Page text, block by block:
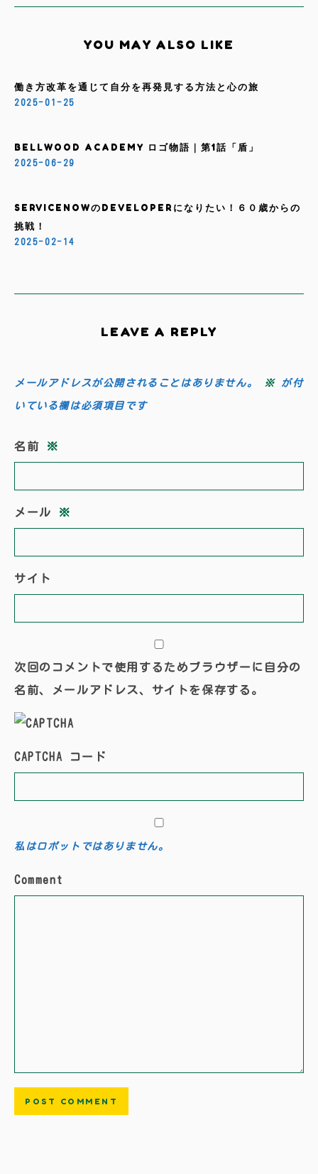
YOU MAY ALSO LIKE
働き方改革を通じて自分を再発見する方法と心の旅
2025-01-25
BELLWOOD ACADEMY ロゴ物語｜第1話「盾」
2025-06-29
SERVICENOWのDEVELOPERになりたい！６０歳からの
挑戦！
2025-02-14
LEAVE A REPLY
メールアドレスが公開されることはありません。 ※ が付
いている欄は必須項目です
名前 ※
メール ※
サイト
次回のコメントで使用するためブラウザーに自分の
名前、メールアドレス、サイトを保存する。
CAPTCHA コード
私はロボットではありません。
Comment